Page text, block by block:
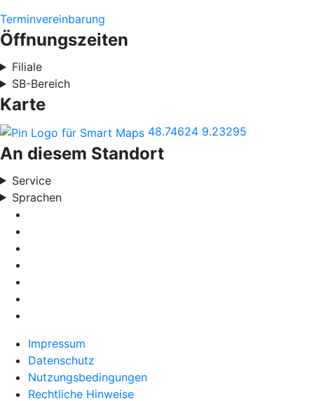
Terminvereinbarung
Öffnungszeiten
Filiale
SB-Bereich
Karte
48.74624 9.23295
An diesem Standort
Service
Sprachen
Impressum
Datenschutz
Nutzungsbedingungen
Rechtliche Hinweise